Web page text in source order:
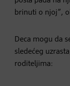
brinuti o njoj”,
Deca mogu da
sledećeg
roditeljima: